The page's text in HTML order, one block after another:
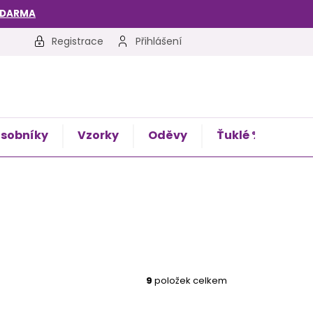
Registrace Přihlášení
Vzorky Oděvy Ťuklé %
9 položek celkem